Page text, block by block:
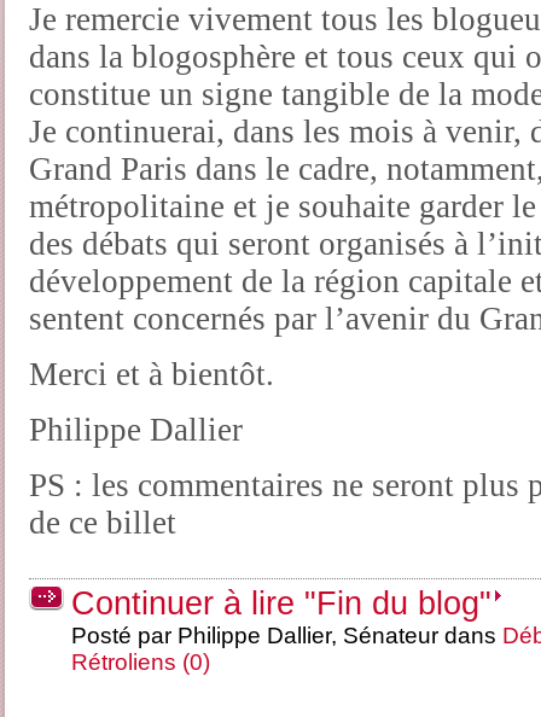
Je remercie vivement tous les
dans la blogosphère et tous ceux qui
constitue un signe tangible de la
Je continuerai, dans les mois à venir,
Grand Paris dans le cadre,
métropolitaine et je souhaite garder
des débats qui seront organisés à
développement de la région capitale
sentent concernés par l’avenir du
Merci et à bientôt.
Philippe Dallier
PS : les commentaires ne seront plus
de ce billet
Continuer à lire "Fin du blog"
Posté par Philippe Dallier, Sénateur dans
Rétroliens (0)